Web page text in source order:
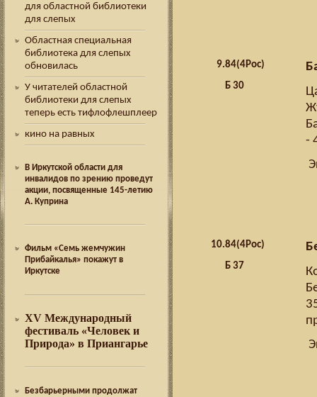
для областной библиотеки
для слепых
Областная специальная
библиотека для слепых
обновилась
У читателей областной
библиотеки для слепых
теперь есть тифлофлешплеер
кино на равных
В Иркутской области для
инвалидов по зрению проведут
акции, посвященные 145-летию
А. Куприна
Фильм «Семь жемчужин
Прибайкалья» покажут в
Иркутске
XV Международный
фестиваль «Человек и
Природа» в Приангарье
Безбарьерными продолжат
9.84(4Рос)
Б 30
-
10.84(4Рос)
Б 37